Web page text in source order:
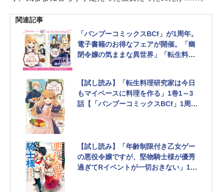
関連記事
「バンブーコミックスBCf」が1周年。
電子書籍のお得なフェアが開催。「幽
閉令嬢の気ままな異世界」「転生料理
【試し読み】「転生料理研究家は今日
もマイペースに料理を作る」1巻1～3
話【「バンブーコミックスBCf」1周年
【試し読み】「年齢制限付き乙女ゲー
の悪役令嬢ですが、堅物騎士様が優秀
過ぎてRイベントが一切おきない」1巻